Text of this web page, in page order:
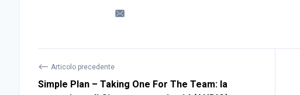
⟵ Articolo precedente
Simple Plan – Taking One For The Team: la